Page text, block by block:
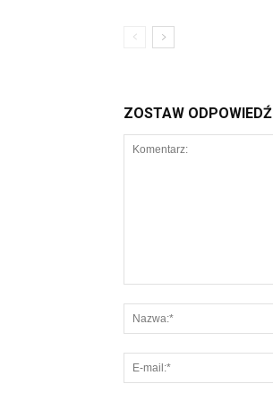
ZOSTAW ODPOWIEDŹ